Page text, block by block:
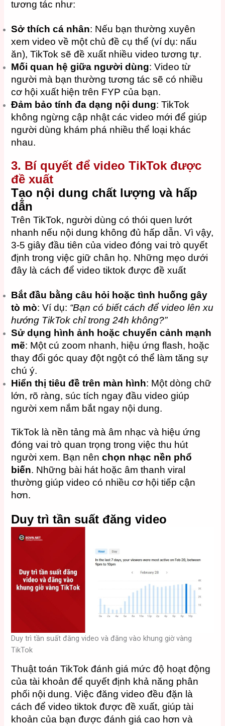
tương tác như:
Sở thích cá nhân: Nếu bạn thường xuyên
xem video về một chủ đề cụ thể (ví dụ: nấu
ăn), TikTok sẽ đề xuất nhiều video tương tự.
Mối quan hệ giữa người dùng: Video từ
người mà bạn thường tương tác sẽ có nhiều
cơ hội xuất hiện trên FYP của bạn.
Đảm bảo tính đa dạng nội dung: TikTok
không ngừng cập nhật các video mới để giúp
người dùng khám phá nhiều thể loại khác
nhau.
3. Bí quyết để video TikTok được
đề xuất
Tạo nội dung chất lượng và hấp
dẫn
Trên TikTok, người dùng có thói quen lướt
nhanh nếu nội dung không đủ hấp dẫn. Vì vậy,
3-5 giây đầu tiên của video đóng vai trò quyết
định trong việc giữ chân họ. Những mẹo dưới
đây là cách để video tiktok được đề xuất
Bắt đầu bằng câu hỏi hoặc tình huống gây
tò mò: Ví dụ: “Bạn có biết cách để video lên xu
hướng TikTok chỉ trong 24h không?”
Sử dụng hình ảnh hoặc chuyển cảnh mạnh
mẽ: Một cú zoom nhanh, hiệu ứng flash, hoặc
thay đổi góc quay đột ngột có thể làm tăng sự
chú ý.
Hiển thị tiêu đề trên màn hình: Một dòng chữ
lớn, rõ ràng, súc tích ngay đầu video giúp
người xem nắm bắt ngay nội dung.
TikTok là nền tảng mà âm nhạc và hiệu ứng
đóng vai trò quan trọng trong việc thu hút
người xem. Bạn nênchọn nhạc nền phổ
biến. Những bài hát hoặc âm thanh viral
thường giúp video có nhiều cơ hội tiếp cận
hơn.
Duy trì tần suất đăng video
Duy trì tần suất đăng video và đăng vào khung giờ vàng
TikTok
Thuật toán TikTok đánh giá mức độ hoạt động
của tài khoản để quyết định khả năng phân
phối nội dung. Việc đăng video đều đặn là
cách để video tiktok được đề xuất, giúp tài
khoản của bạn được đánh giá cao hơn và